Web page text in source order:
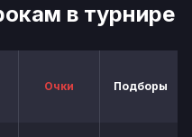
в турнире
Очки Подборы